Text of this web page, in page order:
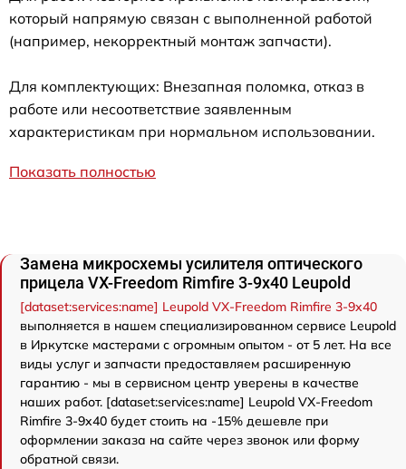
который напрямую связан с выполненной работой
(например, некорректный монтаж запчасти).
Для комплектующих: Внезапная поломка, отказ в
работе или несоответствие заявленным
характеристикам при нормальном использовании.
Показать полностью
Замена микросхемы усилителя оптического
прицела VX-Freedom Rimfire 3-9x40 Leupold
[dataset:services:name] Leupold VX-Freedom Rimfire 3-9x40
выполняется в нашем специализированном сервисе Leupold
в Иркутске мастерами с огромным опытом - от 5 лет. На все
виды услуг и запчасти предоставляем расширенную
гарантию - мы в сервисном центр уверены в качестве
наших работ. [dataset:services:name] Leupold VX-Freedom
Rimfire 3-9x40 будет стоить на -15% дешевле при
оформлении заказа на сайте через звонок или форму
обратной связи.